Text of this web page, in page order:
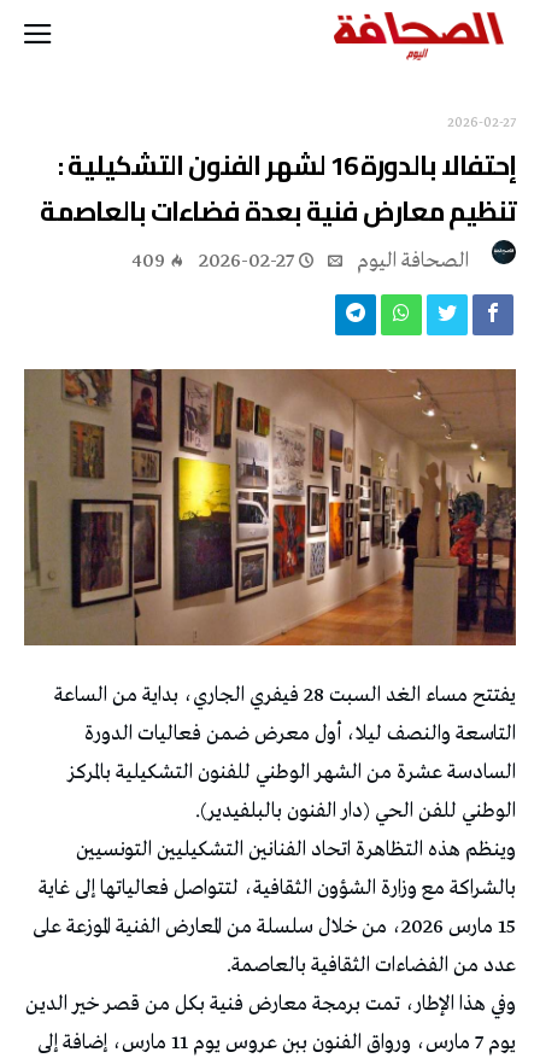
2026-02-27
إحتفالا بالدورة 16 لشهر الفنون التشكيلية :
تنظيم معارض فنية بعدة فضاءات بالعاصمة
2026-02-27
409
يفتتح مساء الغد السبت 28 فيفري الجاري، بداية من الساعة
التاسعة والنصف ليلا، أول معرض ضمن فعاليات الدورة
السادسة عشرة من الشهر الوطني للفنون التشكيلية بالمركز
الوطني للفن الحي (دار الفنون بالبلفيدير).
وينظم هذه التظاهرة اتحاد الفنانين التشكيليين التونسيين
بالشراكة مع وزارة الشؤون الثقافية، لتتواصل فعالياتها إلى غاية
15 مارس 2026، من خلال سلسلة من المعارض الفنية الموزعة على
عدد من الفضاءات الثقافية بالعاصمة.
وفي هذا الإطار، تمت برمجة معارض فنية بكل من قصر خير الدين
يوم 7 مارس، ورواق الفنون ببن عروس يوم 11 مارس، إضافة إلى